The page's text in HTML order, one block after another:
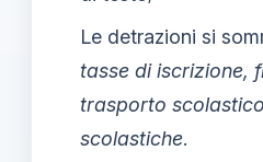
Le detrazioni si
tasse di iscrizione,
trasporto
scolastiche.